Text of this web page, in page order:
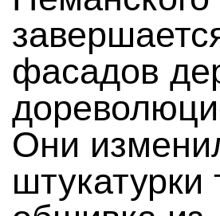
фасадов
Они
штукатурки